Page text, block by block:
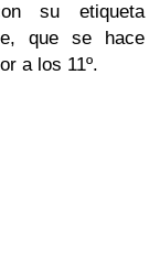
su etiqueta
que se hace
a los 11º.